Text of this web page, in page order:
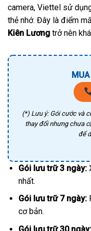
camera, Viettel sử
thẻ nhớ. Đây là điểm
Kiên Lương trở nên
(*) Lưu ý: Gói cước và
thay đổi nhưng chưa
để
Gói lưu trữ 3 ngày:
nhất.
Gói lưu trữ 7 ngày:
cơ bản.